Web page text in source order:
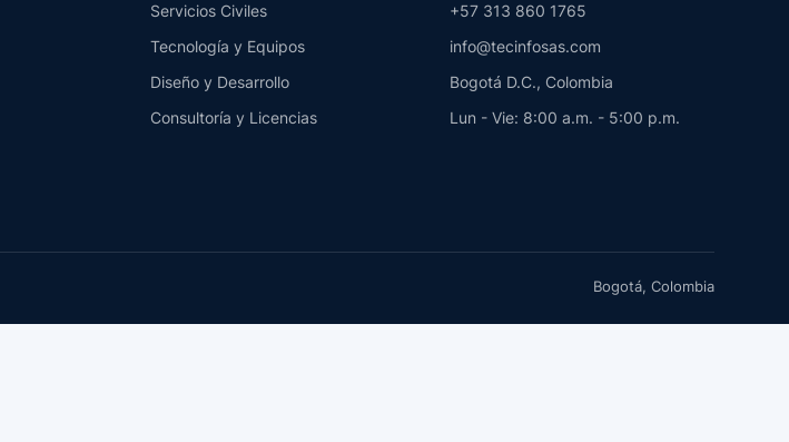
Servicios Civiles
Tecnología y Equipos
Diseño y Desarrollo
Consultoría y Licencias
+57 313 860 1765
info@tecinfosas.com
Bogotá D.C., Colombia
Lun - Vie: 8:00 a.m. - 5:00 p.m.
Bogotá, Colombia